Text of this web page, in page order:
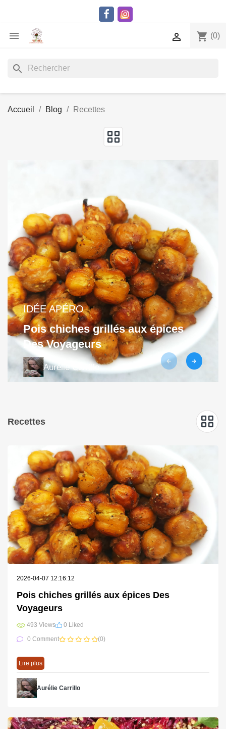
 shopping_cart (0)

search
Accueil Blog Recettes
IDÉE APÉRO
Pois chiches grillés aux épices
Des Voyageurs
Aurélie Carrillo
Recettes
2026-04-07 12:16:12
Pois chiches grillés aux épices Des
Voyageurs
493 Views
0 Liked
0 Comment
(0)
Lire plus
Aurélie Carrillo